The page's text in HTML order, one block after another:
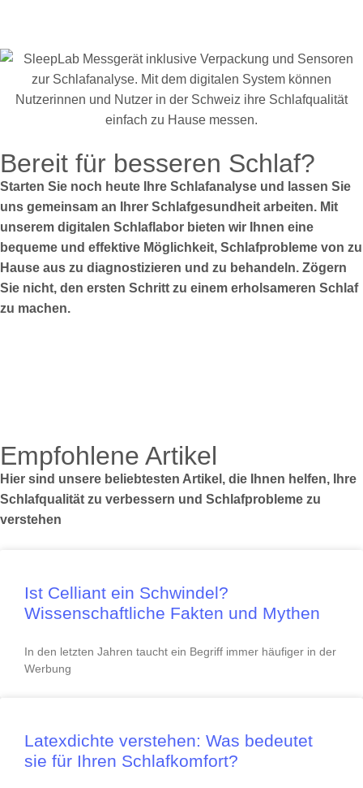
Bereit für besseren Schlaf?
Starten Sie noch heute Ihre Schlafanalyse und lassen Sie
uns gemeinsam an Ihrer Schlafgesundheit arbeiten. Mit
unserem digitalen Schlaflabor bieten wir Ihnen eine
bequeme und effektive Möglichkeit, Schlafprobleme von zu
Hause aus zu diagnostizieren und zu behandeln. Zögern
Sie nicht, den ersten Schritt zu einem erholsameren Schlaf
zu machen.
Empfohlene Artikel
Hier sind unsere beliebtesten Artikel, die Ihnen helfen, Ihre
Schlafqualität zu verbessern und Schlafprobleme zu
verstehen
Ist Celliant ein Schwindel?
Wissenschaftliche Fakten und Mythen
In den letzten Jahren taucht ein Begriff immer häufiger in der
Werbung
Latexdichte verstehen: Was bedeutet
sie für Ihren Schlafkomfort?